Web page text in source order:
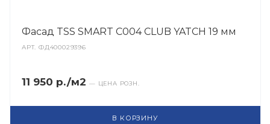
Фасад TSS SMART C004 CLUB YATCH 19 мм
АРТ.ФД400029396
11 950 р./м2 — ЦЕНА РОЗН.
В КОРЗИНУ